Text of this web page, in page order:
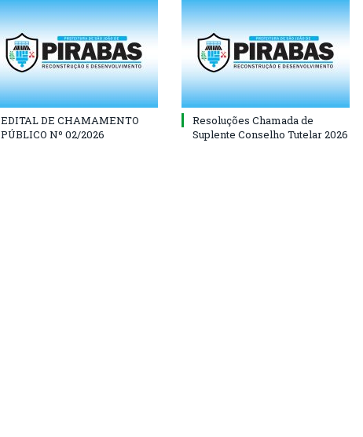
EDITAL DE CHAMAMENTO
PÚBLICO Nº 02/2026
Resoluções Chamada de
Suplente Conselho Tutelar 2026